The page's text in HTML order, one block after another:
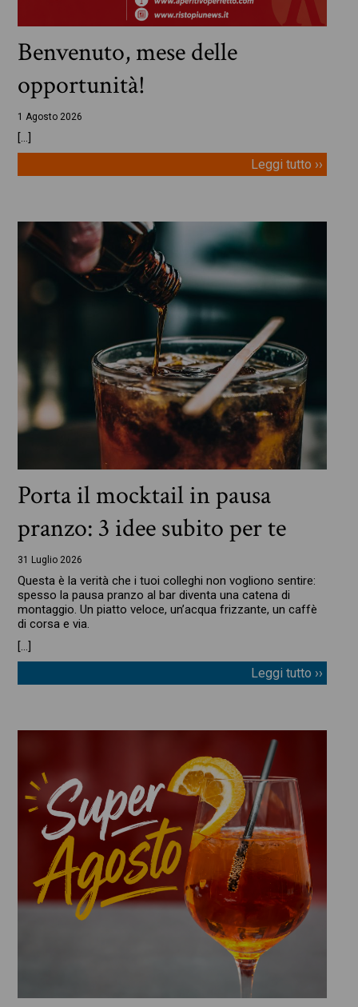
Benvenuto, mese delle
opportunità!
1 Agosto 2026
[…]
Leggi tutto ››
Porta il mocktail in pausa
pranzo: 3 idee subito per te
31 Luglio 2026
Questa è la verità che i tuoi colleghi non vogliono sentire:
spesso la pausa pranzo al bar diventa una catena di
montaggio. Un piatto veloce, un’acqua frizzante, un caffè
di corsa e via.
[…]
Leggi tutto ››